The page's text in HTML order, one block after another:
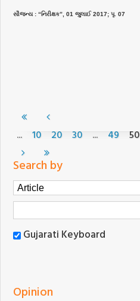
સૌજન્ય : “નિરીક્ષક”, 01 જુલાઈ 2017; પૃ. 07
... 10 20 30 ... 49 50
Search by
Gujarati Keyboard
Opinion